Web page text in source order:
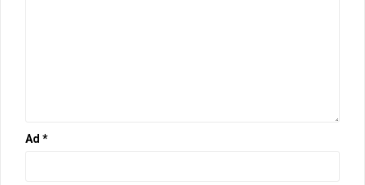
Ad *